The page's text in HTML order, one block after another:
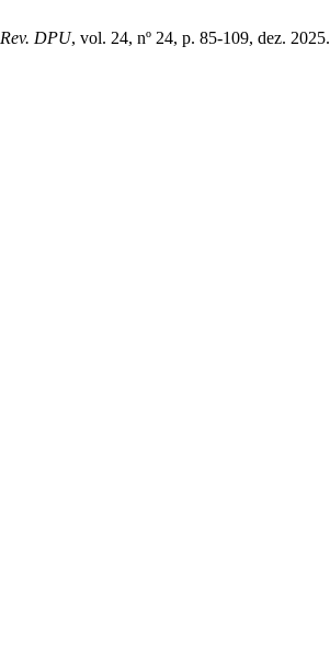
Rev. DPU, vol. 24, nº 24, p. 85-109, dez. 2025.